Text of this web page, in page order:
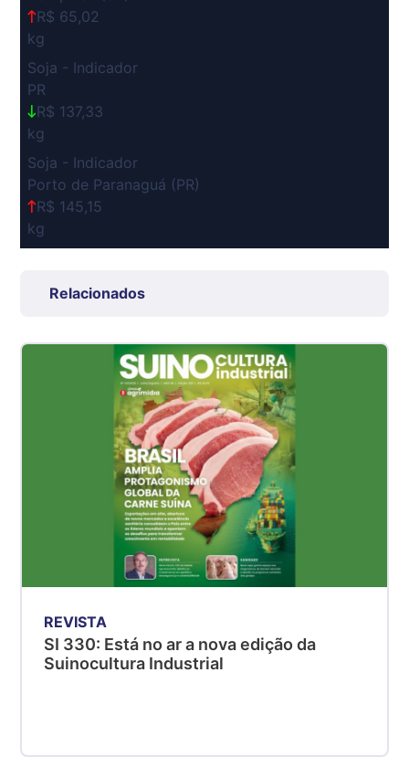
R$ 65,02
kg
Soja - Indicador
PR
R$ 137,33
kg
Soja - Indicador
Porto de Paranaguá (PR)
R$ 145,15
kg
R$ 7,53
Suíno - Estadual
Suíno - Estadual
Suíno - Estadual
R$ 4,51
Suíno - Estadual
SC
RS
Relacionados
REVISTA
SI 330: Está no ar a nova edição da
Suinocultura Industrial